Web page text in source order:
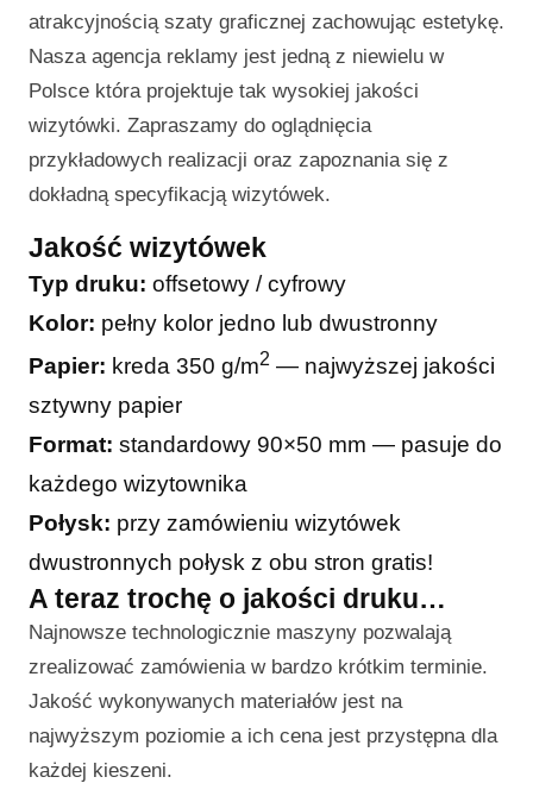
atrakcyjnością szaty graficznej zachowując estetykę.
Nasza agencja reklamy jest jedną z niewielu w
Polsce która projektuje tak wysokiej jakości
wizytówki. Zapraszamy do oglądnięcia
przykładowych realizacji oraz zapoznania się z
dokładną specyfikacją wizytówek.
Jakość wizytówek
Typ druku: offsetowy / cyfrowy
Kolor: pełny kolor jedno lub dwustronny
Papier: kreda 350 g/m2 — najwyższej jakości
sztywny papier
Format: standardowy 90×50 mm — pasuje do
każdego wizytownika
Połysk: przy zamówieniu wizytówek
dwustronnych połysk z obu stron gratis!
A teraz trochę o jakości druku…
Najnowsze technologicznie maszyny pozwalają
zrealizować zamówienia w bardzo krótkim terminie.
Jakość wykonywanych materiałów jest na
najwyższym poziomie a ich cena jest przystępna dla
każdej kieszeni.